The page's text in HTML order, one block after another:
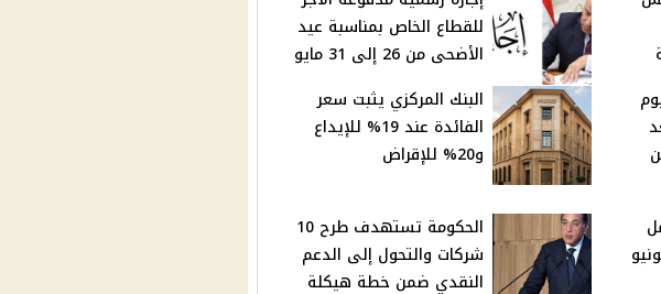
للقطاع الخاص بمناسبة عيد
الأضحى من 26 إلى 31 مايو
بعد
البنك المركزي يثبت سعر
الفائدة عند 19% للإيداع
و20% للإقراض
الحكومة تستهدف طرح 10
شركات والتحول إلى الدعم
النقدي ضمن خطة هيكلة